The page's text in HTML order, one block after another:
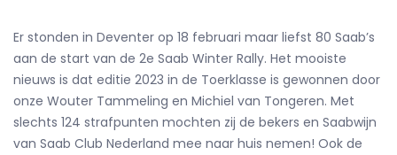
Er stonden in Deventer op 18 februari maar liefst 80 Saab’s
aan de start van de 2e Saab Winter Rally. Het mooiste
nieuws is dat editie 2023 in de Toerklasse is gewonnen door
onze Wouter Tammeling en Michiel van Tongeren. Met
slechts 124 strafpunten mochten zij de bekers en Saabwijn
van Saab Club Nederland mee naar huis nemen! Ook de